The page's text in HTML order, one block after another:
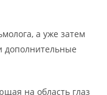
а уже затем
дополнительные
на область глаз